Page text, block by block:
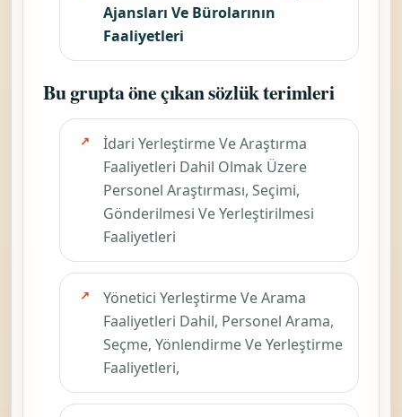
Ajansları Ve Bürolarının
Faaliyetleri
Bu grupta öne çıkan sözlük terimleri
İdari Yerleştirme Ve Araştırma
Faaliyetleri Dahil Olmak Üzere
Personel Araştırması, Seçimi,
Gönderilmesi Ve Yerleştirilmesi
Faaliyetleri
Yönetici Yerleştirme Ve Arama
Faaliyetleri Dahil, Personel Arama,
Seçme, Yönlendirme Ve Yerleştirme
Faaliyetleri,